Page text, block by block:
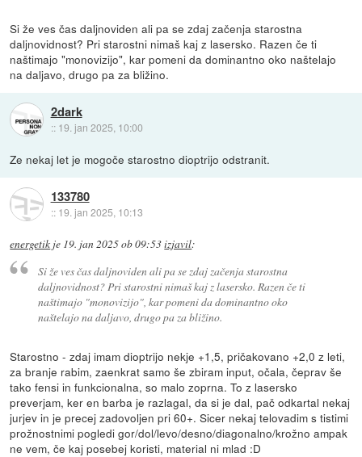
Si že ves čas daljnoviden ali pa se zdaj začenja starostna
daljnovidnost? Pri starostni nimaš kaj z lasersko. Razen če ti
naštimajo "monovizijo", kar pomeni da dominantno oko naštelajo
na daljavo, drugo pa za bližino.
2dark
:: 19. jan 2025, 10:00
Ze nekaj let je mogoče starostno dioptrijo odstranit.
133780
:: 19. jan 2025, 10:13
energetik je 19. jan 2025 ob 09:53izjavil:
Si že ves čas daljnoviden ali pa se zdaj začenja starostna
daljnovidnost? Pri starostni nimaš kaj z lasersko. Razen če ti
naštimajo "monovizijo", kar pomeni da dominantno oko
naštelajo na daljavo, drugo pa za bližino.
Starostno - zdaj imam dioptrijo nekje +1,5, pričakovano +2,0 z leti,
za branje rabim, zaenkrat samo še zbiram input, očala, čeprav še
tako fensi in funkcionalna, so malo zoprna. To z lasersko
preverjam, ker en barba je razlagal, da si je dal, pač odkartal nekaj
jurjev in je precej zadovoljen pri 60+. Sicer nekaj telovadim s tistimi
prožnostnimi pogledi gor/dol/levo/desno/diagonalno/krožno ampak
ne vem, če kaj posebej koristi, material ni mlad :D